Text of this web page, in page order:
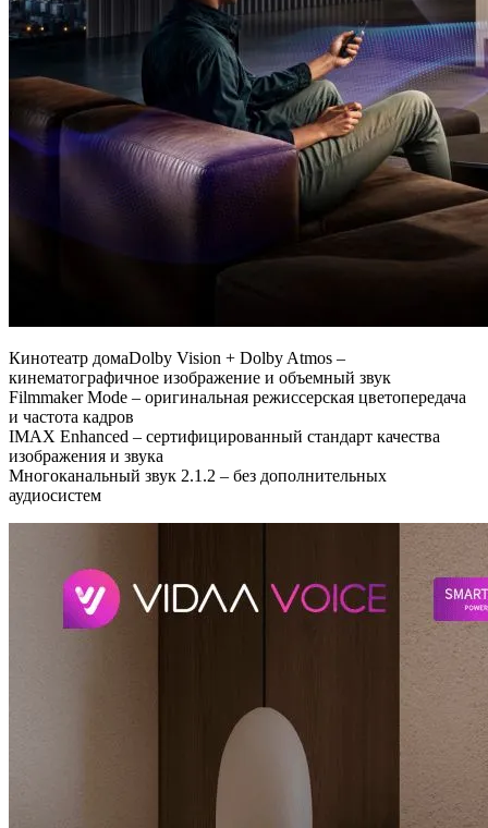
Кинотеатр домаDolby Vision + Dolby Atmos –
кинематографичное изображение и объемный звук
Filmmaker Mode – оригинальная режиссерская цветопередача
и частота кадров
IMAX Enhanced – сертифицированный стандарт качества
изображения и звука
Многоканальный звук 2.1.2 – без дополнительных
аудиосистем